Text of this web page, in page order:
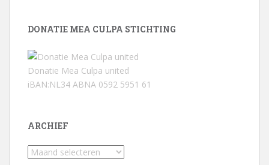
DONATIE MEA CULPA STICHTING
Donatie Mea Culpa united
iBAN:NL34 ABNA 0592 5951 61
ARCHIEF
Archief